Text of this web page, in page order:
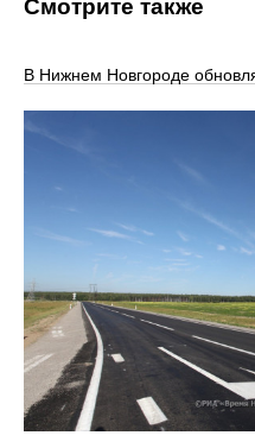
Смотрите также
В Нижнем Новгороде